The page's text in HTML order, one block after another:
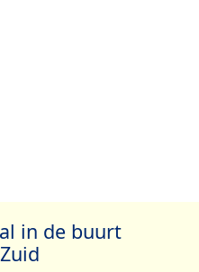
in de buurt